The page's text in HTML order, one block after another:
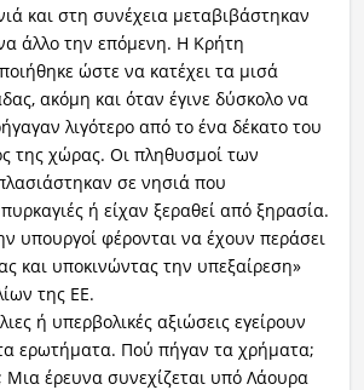
και στη συνέχεια μεταβιβάστηκαν
άλλο την επόμενη. Η Κρήτη
ώστε να κατέχει τα μισά
ακόμη και όταν έγινε δύσκολο να
λιγότερο από το ένα δέκατο του
της χώρας. Οι πληθυσμοί των
σε νησιά που
ή είχαν ξεραθεί από ξηρασία.
υπουργοί φέρονται να έχουν περάσει
και υποκινώντας την υπεξαίρεση»
της ΕΕ.
ή υπερβολικές αξιώσεις εγείρουν
ερωτήματα. Πού πήγαν τα χρήματα;
Μια έρευνα συνεχίζεται υπό Λάουρα